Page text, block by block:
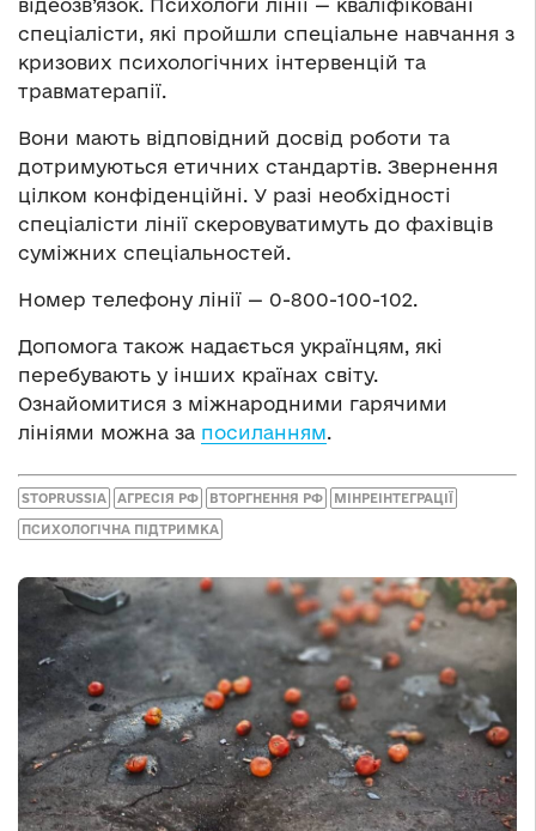
відеозв’язок. Психологи лінії — кваліфіковані
спеціалісти, які пройшли спеціальне навчання з
кризових психологічних інтервенцій та
травматерапії.
Вони мають відповідний досвід роботи та
дотримуються етичних стандартів. Звернення
цілком конфіденційні. У разі необхідності
спеціалісти лінії скеровуватимуть до фахівців
суміжних спеціальностей.
Номер телефону лінії — 0-800-100-102.
Допомога також надається українцям, які
перебувають у інших країнах світу.
Ознайомитися з міжнародними гарячими
лініями можна за посиланням.
STOPRUSSIA АГРЕСІЯ РФ ВТОРГНЕННЯ РФ МІНРЕІНТЕГРАЦІЇ
ПСИХОЛОГІЧНА ПІДТРИМКА